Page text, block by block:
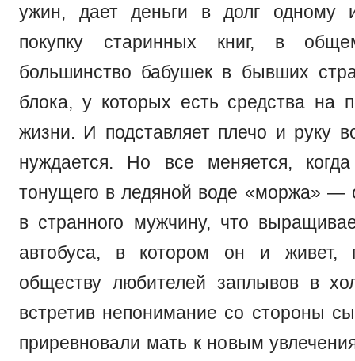
ужин, дает деньги в долг одному
покупку старинных книг, в
большинство бабушек в бывших
блока, у которых есть средства на
жизни. И подставляет плечо и руку
нуждается. Но все меняется,
тонущего в ледяной воде «моржа» —
в странного мужчину, что
автобуса, в котором он и живет,
обществу любителей заплывов в
встретив непонимание со стороны
приревновали мать к новым